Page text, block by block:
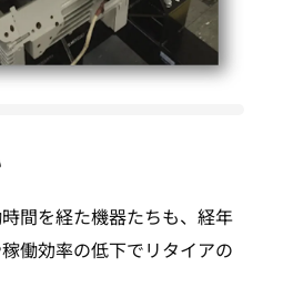
間を経た機器たちも、経年
働効率の低下でリタイアの